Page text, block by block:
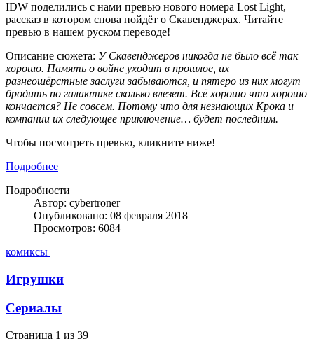
IDW поделились с нами превью нового номера Lost Light,
рассказ в котором снова пойдёт о Скавенджерах. Читайте
превью в нашем руском переводе!
Описание сюжета: У Скавенджеров никогда не было всё так
хорошо. Память о войне уходит в прошлое, их
разнеошёрстные заслуги забываются, и пятеро из них могут
бродить по галактике сколько влезет. Всё хорошо что хорошо
кончается? Не совсем. Потому что для незнающих Крока и
компании их следующее приключение… будет последним.
Чтобы посмотреть превью, кликните ниже!
Подробнее
Подробности
Автор: cybertroner
Опубликовано: 08 февраля 2018
Просмотров: 6084
комиксы
Игрушки
Сериалы
Страница 1 из 39